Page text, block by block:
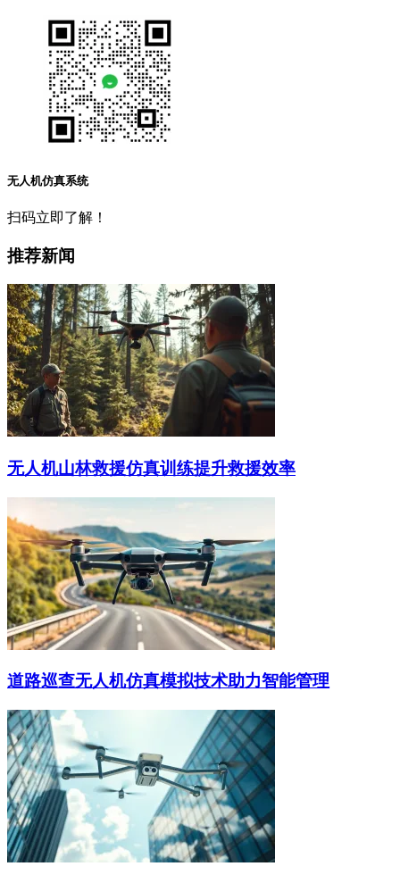
无人机仿真系统
扫码立即了解！
推荐新闻
无人机山林救援仿真训练提升救援效率
道路巡查无人机仿真模拟技术助力智能管理